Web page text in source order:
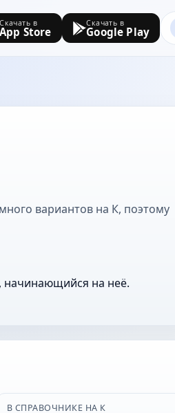
Скачать в
App Store
Скачать в
Google Play
вариантов на К, поэтому
начинающийся на неё.
В СПРАВОЧНИКЕ НА К